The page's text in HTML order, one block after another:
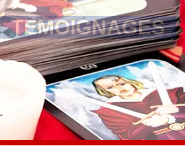
TEMOIGNAGES